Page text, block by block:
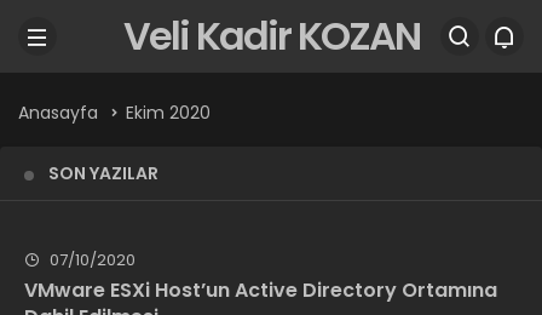
Veli Kadir KOZAN
Anasayfa Ekim 2020
SON YAZILAR
07/10/2020
VMware ESXi Host’un Active Directory Ortamına